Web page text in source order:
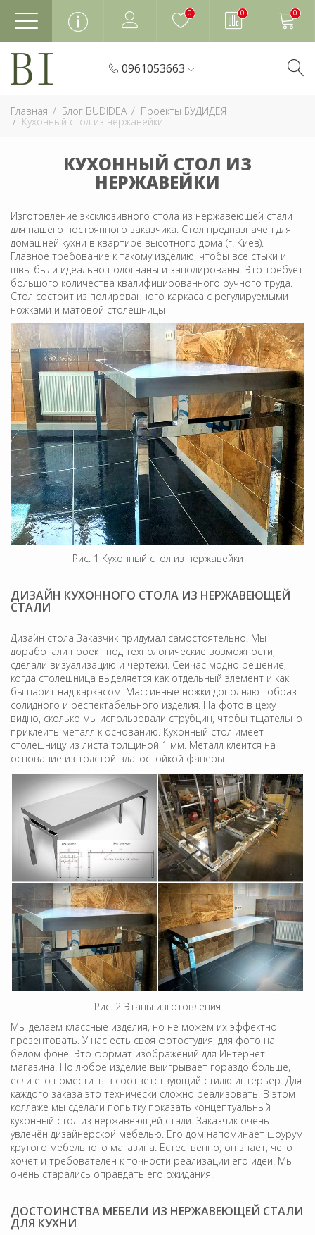
0 0 0
0961053663
Главная Блог BUDIDEA Проекты БУДИДЕЯ
Кухонный стол из нержавейки
КУХОННЫЙ СТОЛ ИЗ
НЕРЖАВЕЙКИ
Изготовление эксклюзивного стола из нержавеющей стали
для нашего постоянного заказчика. Стол предназначен для
домашней кухни в квартире высотного дома (г. Киев).
Главное требование к такому изделию, чтобы все стыки и
швы были идеально подогнаны и заполированы. Это требует
большого количества квалифицированного ручного труда.
Стол состоит из полированного каркаса с регулируемыми
ножками и матовой столешницы
Рис. 1 Кухонный стол из нержавейки
ДИЗАЙН КУХОННОГО СТОЛА ИЗ НЕРЖАВЕЮЩЕЙ
СТАЛИ
Дизайн стола Заказчик придумал самостоятельно. Мы
доработали проект под технологические возможности,
сделали визуализацию и чертежи. Сейчас модно решение,
когда столешница выделяется как отдельный элемент и как
бы парит над каркасом. Массивные ножки дополняют образ
солидного и респектабельного изделия. На фото в цеху
видно, сколько мы использовали струбцин, чтобы тщательно
приклеить металл к основанию. Кухонный стол имеет
столешницу из листа толщиной 1 мм. Металл клеится на
основание из толстой влагостойкой фанеры.
Рис. 2 Этапы изготовления
Мы делаем классные изделия, но не можем их эффектно
презентовать. У нас есть своя фотостудия, для фото на
белом фоне. Это формат изображений для Интернет
магазина. Но любое изделие выигрывает гораздо больше,
если его поместить в соответствующий стилю интерьер. Для
каждого заказа это технически сложно реализовать. В этом
коллаже мы сделали попытку показать концептуальный
кухонный стол из нержавеющей стали. Заказчик очень
увлечён дизайнерской мебелью. Его дом напоминает шоурум
крутого мебельного магазина. Естественно, он знает, чего
хочет и требователен к точности реализации его идеи. Мы
очень старались оправдать его ожидания.
ДОСТОИНСТВА МЕБЕЛИ ИЗ НЕРЖАВЕЮЩЕЙ СТАЛИ
ДЛЯ КУХНИ